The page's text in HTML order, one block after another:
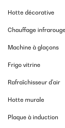
Hotte décorative
Chauffage infrarouge
Machine à glaçons
Frigo vitrine
Rafraîchisseur d'air
Hotte murale
Plaque à induction